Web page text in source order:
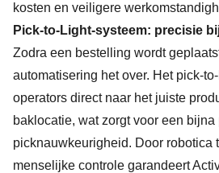
kosten en veiligere
Pick-to-Light-systeem: precisie
Zodra een bestelling wordt
automatisering het over. Het pick-
operators direct naar het juiste
baklocatie, wat zorgt voor een bijna
picknauwkeurigheid. Door robotica
menselijke controle garandeert